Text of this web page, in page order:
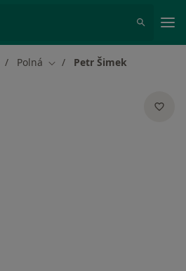
Polná Změna města
Petr Šimek